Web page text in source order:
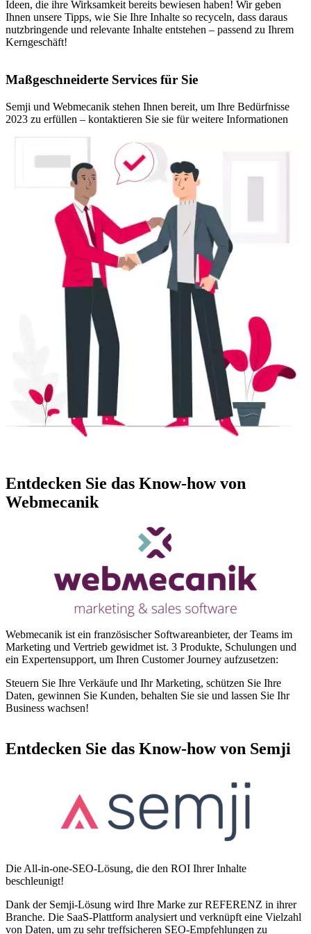
Ideen, die ihre Wirksamkeit bereits bewiesen haben! Wir geben
Ihnen unsere Tipps, wie Sie Ihre Inhalte so recyceln, dass daraus
nutzbringende und relevante Inhalte entstehen – passend zu Ihrem
Kerngeschäft!
Maßgeschneiderte Services für Sie
Semji und Webmecanik stehen Ihnen bereit, um Ihre Bedürfnisse
2023 zu erfüllen – kontaktieren Sie sie für weitere Informationen
Entdecken Sie das Know-how von
Webmecanik
Webmecanik ist ein französischer Softwareanbieter, der Teams im
Marketing und Vertrieb gewidmet ist. 3 Produkte, Schulungen und
ein Expertensupport, um Ihren Customer Journey aufzusetzen:
Steuern Sie Ihre Verkäufe und Ihr Marketing, schützen Sie Ihre
Daten, gewinnen Sie Kunden, behalten Sie sie und lassen Sie Ihr
Business wachsen!
Entdecken Sie das Know-how von Semji
Die All-in-one-SEO-Lösung, die den ROI Ihrer Inhalte
beschleunigt!
Dank der Semji-Lösung wird Ihre Marke zur REFERENZ in ihrer
Branche. Die SaaS-Plattform analysiert und verknüpft eine Vielzahl
von Daten, um zu sehr treffsicheren SEO-Empfehlungen zu